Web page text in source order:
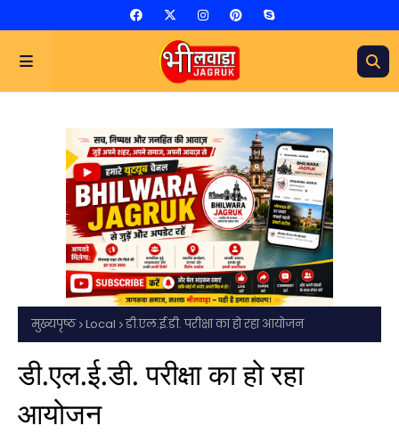
मुख्यपृष्ठ Local डी.एल.ई.डी. परीक्षा का हो रहा आयोजन
डी.एल.ई.डी. परीक्षा का हो रहा
आयोजन